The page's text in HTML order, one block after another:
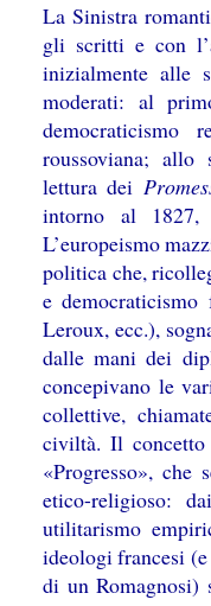
La Sinistra
gli scritti e con
inizialmente alle
moderati: al
roussoviana;
lettura dei
intorno al 1827,
L’europeismo
politica che,
e
Leroux, ecc.),
dalle mani dei
concepivano le
collettive,
civiltà. Il
«Progresso», che
etico-religioso:
utilitarismo
ideologi francesi
di un Romagnosi)